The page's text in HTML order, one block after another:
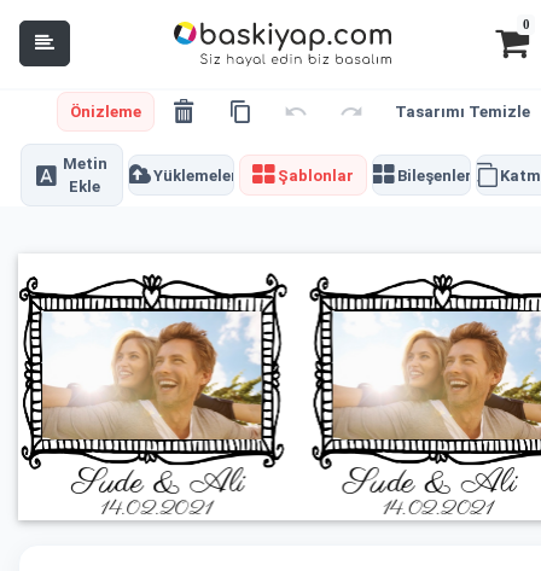
0
Önizleme Tasarımı Temizle
Metin
Ekle
Yüklemeler Şablonlar Bileşenler